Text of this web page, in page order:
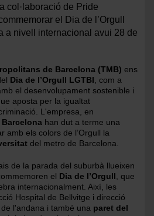
col·laboració de Pride
el Dia de l’Orgull
a nivell internacional avui 28 de
de Barcelona (TMB) ens
Dia de l’Orgull LGTBI, com a
el desenvolupament sostenible i
aposta per la igualtat
L'empresa, en
Barcelona han dut a terme una
amb els colors de l’Orgull la
del metro de Barcelona.
de la parada del suburbà llueixen
el Dia de l’Orgull, que
internacionalment. Així, les
Hospital de Bellvitge i direcció
l'andana i també una paret del